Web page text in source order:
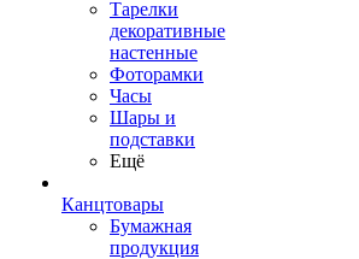
Тарелки
декоративные
настенные
Фоторамки
Часы
Шары и
подставки
Ещё
Канцтовары
Бумажная
продукция